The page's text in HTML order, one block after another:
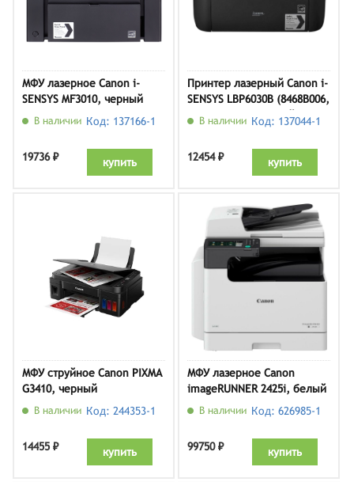
МФУ лазерное Canon i-
SENSYS MF3010, черный
В наличии Код: 137166-1
19736 ₽ купить
Принтер лазерный Canon i-
SENSYS LBP6030B (8468B006,
1 картридж), черный
В наличии Код: 137044-1
12454 ₽ купить
МФУ струйное Canon PIXMA
G3410, черный
В наличии Код: 244353-1
14455 ₽ купить
МФУ лазерное Canon
imageRUNNER 2425i, белый
В наличии Код: 626985-1
99750 ₽ купить